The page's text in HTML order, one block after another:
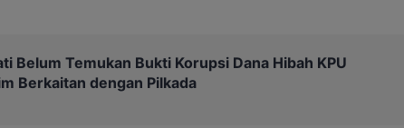
Belum Temukan Bukti Korupsi Dana Hibah KPU
Berkaitan dengan Pilkada